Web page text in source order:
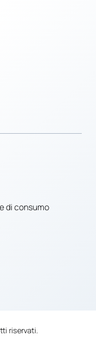
di consumo
riservati.